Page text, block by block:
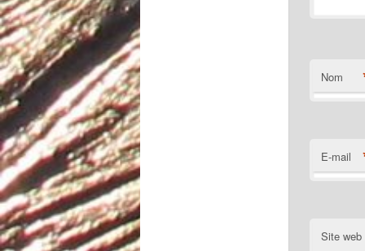
Nom
E-mail
Site web